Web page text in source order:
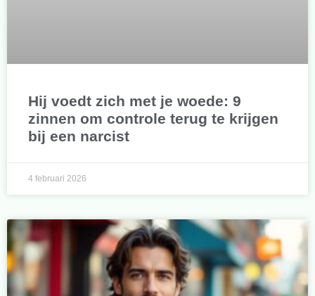
Hij voedt zich met je woede: 9
zinnen om controle terug te krijgen
bij een narcist
4 februari 2026